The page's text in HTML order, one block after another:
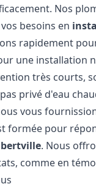
Nos
besoins en
rapidement
une installation
très courts,
privé d'eau
vous
formée pour
. Nous
comme en